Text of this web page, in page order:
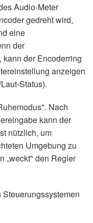
Audio-Meter
gedreht wird,
eine
der
der Encoderring
anzeigen
Status).
Nach
kann der
nützlich, um
Umgebung zu
„weckt" den Regler